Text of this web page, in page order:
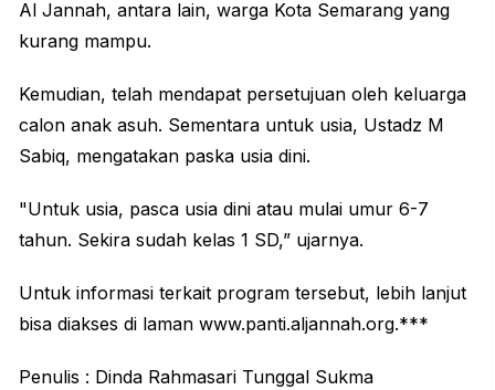
Al Jannah, antara lain, warga Kota Semarang yang
kurang mampu.
Kemudian, telah mendapat persetujuan oleh keluarga
calon anak asuh. Sementara untuk usia, Ustadz M
Sabiq, mengatakan paska usia dini.
"Untuk usia, pasca usia dini atau mulai umur 6-7
tahun. Sekira sudah kelas 1 SD,” ujarnya.
Untuk informasi terkait program tersebut, lebih lanjut
bisa diakses di laman www.panti.aljannah.org.***
Penulis : Dinda Rahmasari Tunggal Sukma